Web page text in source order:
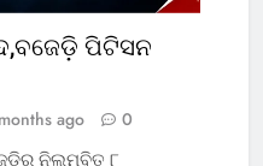
ପିଟିସନ
ago 0
ନିଲମ୍ବିତ ୮